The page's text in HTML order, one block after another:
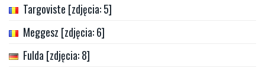
Targoviste [zdjęcia: 5]
Meggesz [zdjęcia: 6]
Fulda [zdjęcia: 8]